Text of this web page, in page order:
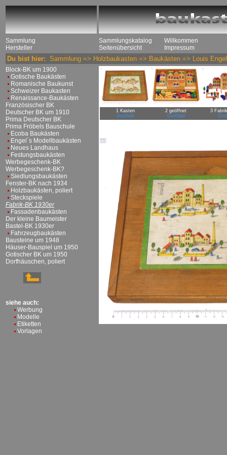
Sammlung
Hersteller
Sammlungskatalog
Seitenübersicht
Willkommen
Impressum
Du bist hier: Sammlung => Holzbaukasten => Baukästen => Louis
Block-BK um 1900
Gotische Baukästen
Romanische Baukunst
Schweizer Baukasten
Renaissance-Baukästen
Französischer BK
Deutscher BK um 1910
Prima Deutscher BK
Prima Fröbels Bauschule
Ecoba Baukästen
Engel`s Modellbaukästen
Neues Landhaus
Festungsbaukästen
Werbegeschenk-BK
Werbegeschenk-BK?
Siedlungsbaukästen
Fenster-BK nach 1934
Holzbaukästen, poliert
Steckspiele
Fabrik-BK 1930er
Fassadenbaukästen
Der kleine Baumeister
Bastel-BK 1930er
Fahrzeugbaukästen
Bausteine um 1948
Häuser-Bauspiel um 1950
Gotischer BK um 1950
Dorfhäuschen, poliert
siehe auch:
Werbung
Modelle
Etiketten
Vorlagen
1 Kasten
Großbild
2 geöffnet
Großbild
3